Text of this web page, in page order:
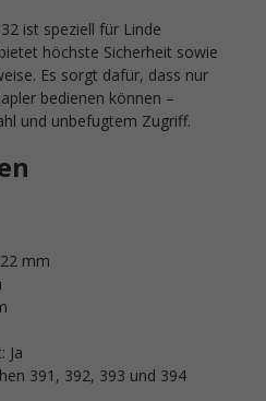
ist speziell für Linde
höchste Sicherheit sowie
Es sorgt dafür, dass nur
bedienen können –
und unbefugtem Zugriff.
mm
Ja
391, 392, 393 und 394